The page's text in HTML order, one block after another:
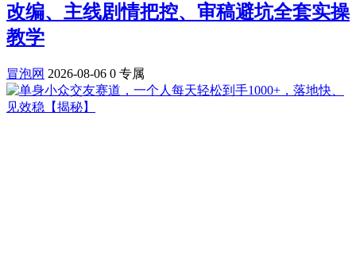
改编、主线剧情把控、审稿避坑全套实操
教学
冒泡网 2026-08-06 0 专属